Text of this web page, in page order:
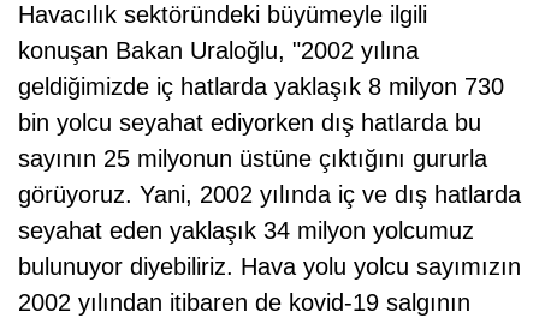
Havacılık sektöründeki büyümeyle ilgili
konuşan Bakan Uraloğlu, "2002 yılına
geldiğimizde iç hatlarda yaklaşık 8 milyon 730
bin yolcu seyahat ediyorken dış hatlarda bu
sayının 25 milyonun üstüne çıktığını gururla
görüyoruz. Yani, 2002 yılında iç ve dış hatlarda
seyahat eden yaklaşık 34 milyon yolcumuz
bulunuyor diyebiliriz. Hava yolu yolcu sayımızın
2002 yılından itibaren de kovid-19 salgının